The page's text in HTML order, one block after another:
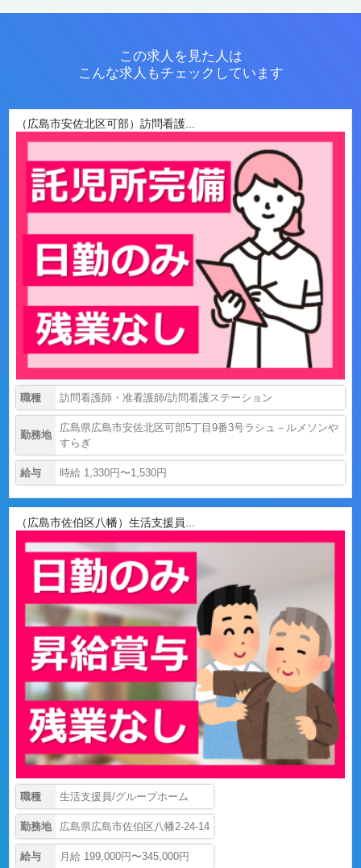
この求人を見た人は
こんな求人もチェックしています
（広島市安佐北区可部）訪問看護...
職種 訪問看護師・准看護師/訪問看護ステーション
勤務地
広島県広島市安佐北区可部5丁目9番3号ラシュ－ルメソンや
すらぎ
給与 時給 1,330円〜1,530円
（広島市佐伯区八幡）生活支援員...
職種 生活支援員/グループホーム
勤務地 広島県広島市佐伯区八幡2-24-14
給与 月給 199,000円〜345,000円